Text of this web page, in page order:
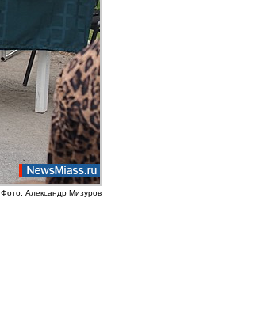
Фото: Александр Мизуров